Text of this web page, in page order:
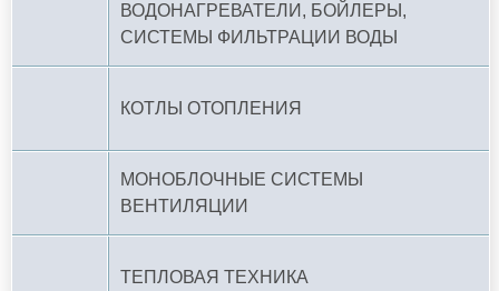
ВОДОНАГРЕВАТЕЛИ, БОЙЛЕРЫ,
СИСТЕМЫ ФИЛЬТРАЦИИ ВОДЫ
КОТЛЫ ОТОПЛЕНИЯ
МОНОБЛОЧНЫЕ СИСТЕМЫ
ВЕНТИЛЯЦИИ
ТЕПЛОВАЯ ТЕХНИКА